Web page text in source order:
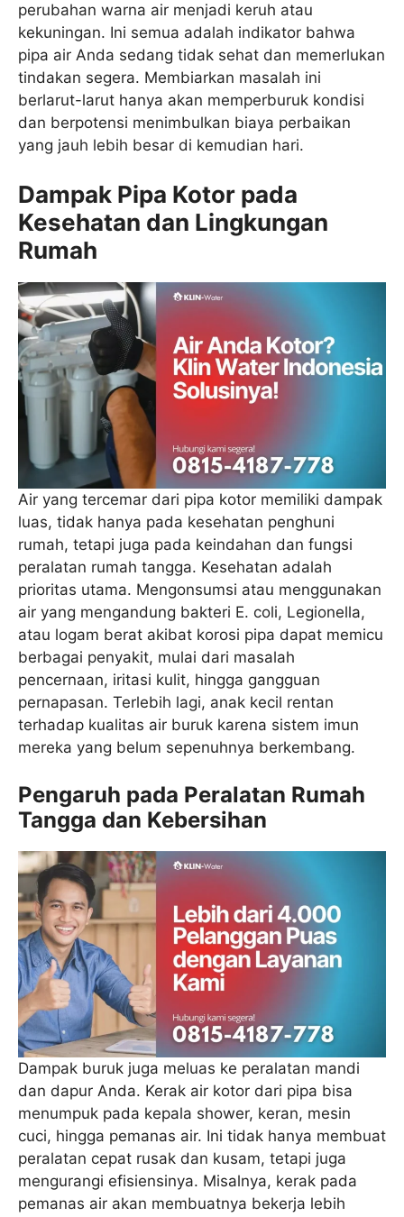
perubahan warna air menjadi keruh atau
kekuningan. Ini semua adalah indikator bahwa
pipa air Anda sedang tidak sehat dan memerlukan
tindakan segera. Membiarkan masalah ini
berlarut-larut hanya akan memperburuk kondisi
dan berpotensi menimbulkan biaya perbaikan
yang jauh lebih besar di kemudian hari.
Dampak Pipa Kotor pada
Kesehatan dan Lingkungan
Rumah
Air yang tercemar dari pipa kotor memiliki dampak
luas, tidak hanya pada kesehatan penghuni
rumah, tetapi juga pada keindahan dan fungsi
peralatan rumah tangga. Kesehatan adalah
prioritas utama. Mengonsumsi atau menggunakan
air yang mengandung bakteri E. coli, Legionella,
atau logam berat akibat korosi pipa dapat memicu
berbagai penyakit, mulai dari masalah
pencernaan, iritasi kulit, hingga gangguan
pernapasan. Terlebih lagi, anak kecil rentan
terhadap kualitas air buruk karena sistem imun
mereka yang belum sepenuhnya berkembang.
Pengaruh pada Peralatan Rumah
Tangga dan Kebersihan
Dampak buruk juga meluas ke peralatan mandi
dan dapur Anda. Kerak air kotor dari pipa bisa
menumpuk pada kepala shower, keran, mesin
cuci, hingga pemanas air. Ini tidak hanya membuat
peralatan cepat rusak dan kusam, tetapi juga
mengurangi efisiensinya. Misalnya, kerak pada
pemanas air akan membuatnya bekerja lebih